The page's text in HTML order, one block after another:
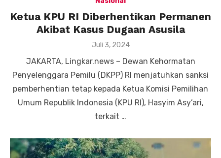
Ketua KPU RI Diberhentikan Permanen
Akibat Kasus Dugaan Asusila
Posted
Juli 3, 2024
JAKARTA, Lingkar.news – Dewan Kehormatan
Penyelenggara Pemilu (DKPP) RI menjatuhkan sanksi
pemberhentian tetap kepada Ketua Komisi Pemilihan
Umum Republik Indonesia (KPU RI), Hasyim Asy’ari,
terkait …